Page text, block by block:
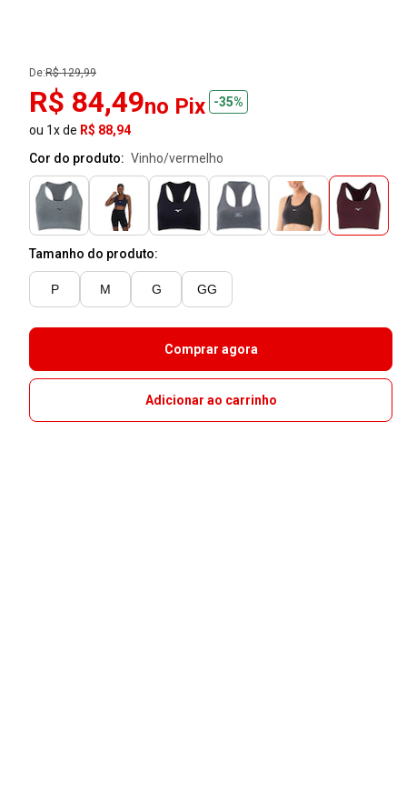
De:R$ 129,99
R$ 84,49no Pix
-35%
ou 1x de R$ 88,94
Cor do produto:
vinho/vermelho
Tamanho do produto:
P M G GG
Comprar agora
Adicionar ao carrinho